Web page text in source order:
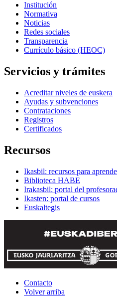
Institución
Normativa
Noticias
Redes sociales
Transparencia
Currículo básico (HEOC)
Servicios y trámites
Acreditar niveles de euskera
Ayudas y subvenciones
Contrataciones
Registros
Certificados
Recursos
Ikasbil: recursos para
Biblioteca HABE
Irakasbil: portal del
Ikasten: portal de cursos
Euskaltegis
Contacto
Volver arriba